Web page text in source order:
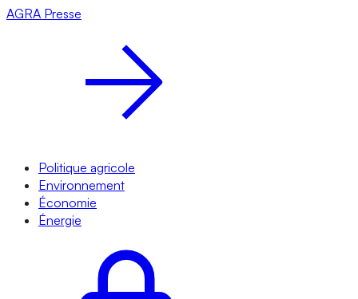
AGRA Presse
Politique agricole
Environnement
Économie
Énergie